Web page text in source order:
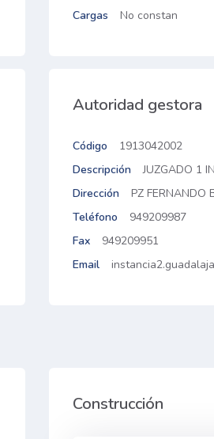
Cargas
No constan
Autoridad gestora
Código
1913042002
Descripción
JUZGADO 1
Dirección
PZ FERNANDO
Teléfono
949209987
Fax
949209951
Email
Construcción